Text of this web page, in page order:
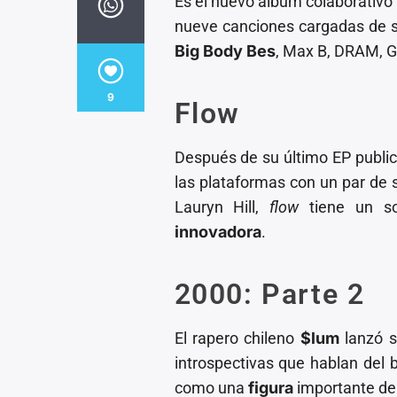
9
nueve canciones cargadas de
Big Body Bes, Max B, DRAM,
Flow
Después de su último EP
las plataformas con un par de
Lauryn Hill, flowtiene un
innovadora.
2000: Parte 2
El rapero chileno $lumlanzó
introspectivas que hablan del
como una figuraimportante